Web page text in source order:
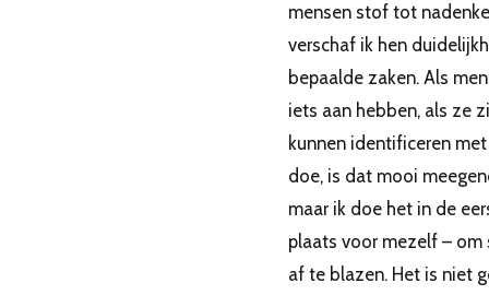
mensen stof tot
verschaf ik hen
bepaalde zaken. Als
iets aan hebben, als ze
kunnen identificeren
doe, is dat mooi
maar ik doe het in de
plaats voor mezelf – om
af te blazen. Het is niet